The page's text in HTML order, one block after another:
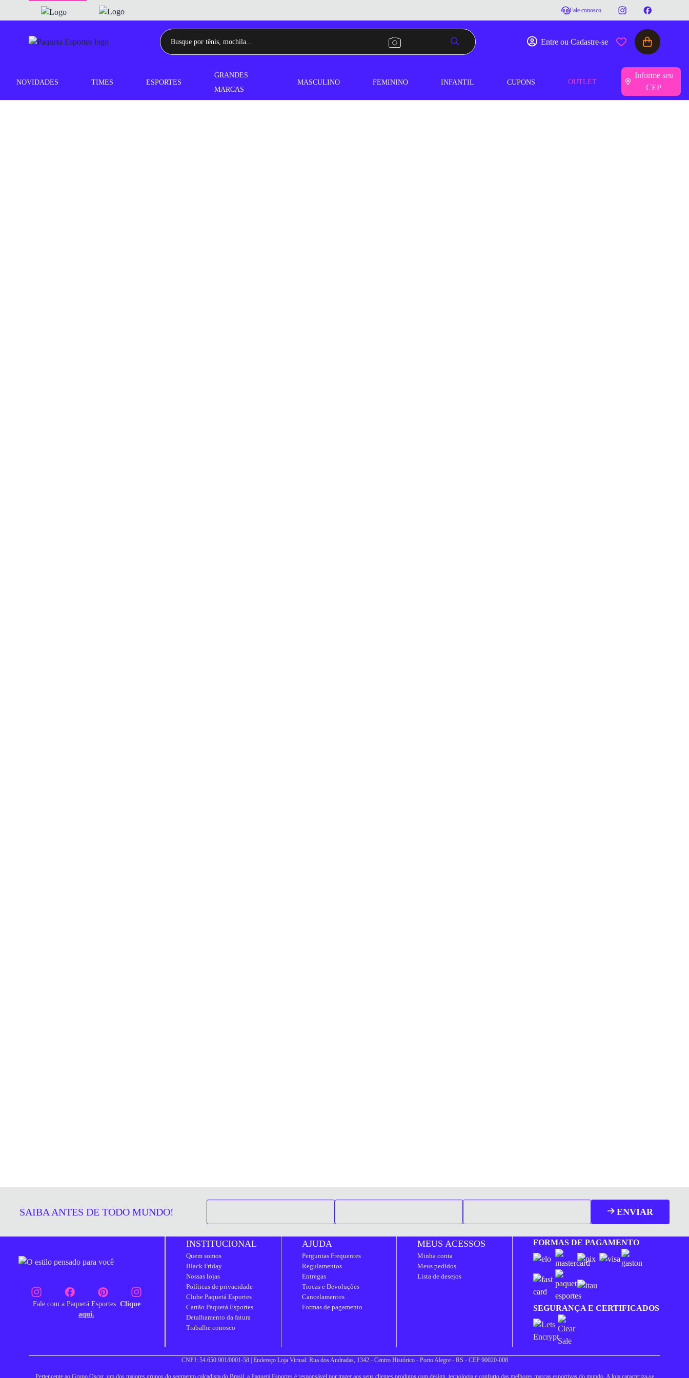
Fale conosco
Entre ou Cadastre-se
NOVIDADES TIMES ESPORTES
GRANDES
MARCAS
MASCULINO FEMININO INFANTIL CUPONS OUTLET
Informe seu
CEP
SAIBA ANTES DE TODO MUNDO! ENVIAR
Fale com a Paquetá Esportes. Clique
aqui.
INSTITUCIONAL
Quem somos
Black Friday
Nossas lojas
Políticas de privacidade
Clube Paquetá Esportes
Cartão Paquetá Esportes
Detalhamento da fatura
Trabalhe conosco
AJUDA
Perguntas Frequentes
Regulamentos
Entregas
Trocas e Devoluções
Cancelamentos
Formas de pagamento
MEUS ACESSOS
Minha conta
Meus pedidos
Lista de desejos
FORMAS DE PAGAMENTO
SEGURANÇA E CERTIFICADOS
CNPJ: 54.650.901/0001-58 | Endereço Loja Virtual: Rua dos Andradas, 1342 - Centro Histórico - Porto Alegre - RS - CEP 90020-008
Pertencente ao Grupo Oscar, um dos maiores grupos do segmento calçadista do Brasil, a Paquetá Esportes é responsável por trazer aos seus clientes produtos com design, tecnologia e conforto das melhores marcas esportivas do mundo. A loja caracteriza-se